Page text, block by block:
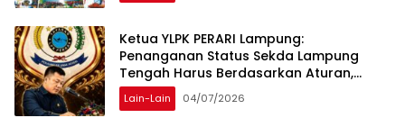
Ketua YLPK PERARI Lampung:
Penanganan Status Sekda Lampung
Tengah Harus Berdasarkan Aturan,
Bukan Tekanan Opini
Lain-Lain 04/07/2026